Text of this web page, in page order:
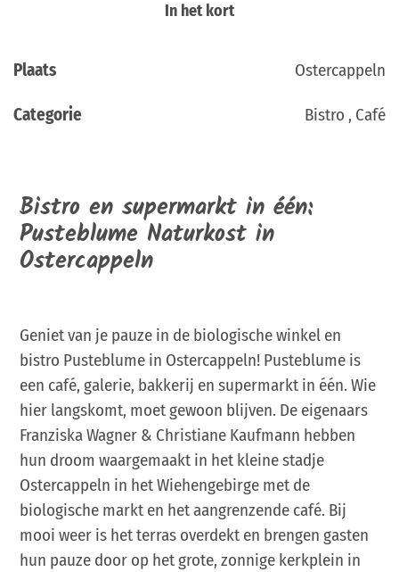
In het kort
Plaats Ostercappeln
Categorie Bistro , Café
Bistro en supermarkt in één:
Pusteblume Naturkost in
Ostercappeln
Geniet van je pauze in de biologische winkel en
bistro Pusteblume in Ostercappeln! Pusteblume is
een café, galerie, bakkerij en supermarkt in één. Wie
hier langskomt, moet gewoon blijven. De eigenaars
Franziska Wagner & Christiane Kaufmann hebben
hun droom waargemaakt in het kleine stadje
Ostercappeln in het Wiehengebirge met de
biologische markt en het aangrenzende café. Bij
mooi weer is het terras overdekt en brengen gasten
hun pauze door op het grote, zonnige kerkplein in